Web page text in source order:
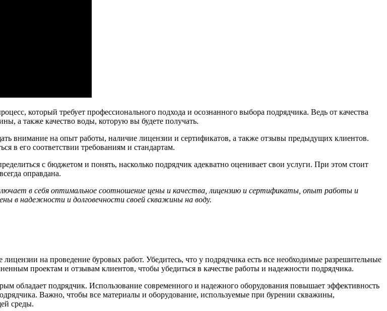
который требует профессионального подхода и осознанного выбора подрядчика. Ведь от качества
а также качество воды, которую вы будете получать.
внимание на опыт работы, наличие лицензии и сертификатов, а также отзывы предыдущих клиентов.
в его соответствии требованиям и стандартам.
с бюджетом и понять, насколько подрядчик адекватно оценивает свои услуги. При этом стоит
оправдана.
в себя оптимальное соотношение цены и качества, лицензию и сертификаты, опыт работы и
в надежности и долговечности своей скважины на воду.
на проведение буровых работ. Убедитесь, что у подрядчика есть все необходимые разрешительные
проектам и отзывам клиентов, чтобы убедиться в качестве работы и надежности подрядчика.
обладает подрядчик. Использование современного и надежного оборудования повышает эффективность
Важно, чтобы все материалы и оборудование, используемые при бурении скважины,
среды.